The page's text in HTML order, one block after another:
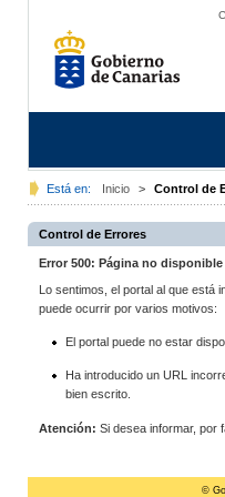
Está en: Inicio > Control de
Control de Errores
Error 500: Página no disponible
Lo sentimos, el portal al que está
puede ocurrir por varios motivos:
El portal puede no estar
Ha introducido un URL
bien escrito.
Atención: Si desea informar, por
©